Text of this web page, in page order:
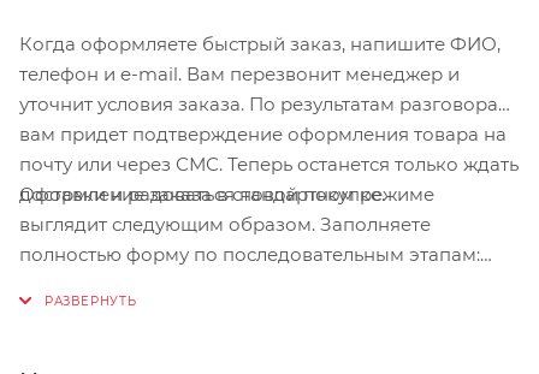
Общее количество калорий
Расчет максимальной частоты ритма сердца
3 настраиваемые вручную зоны тренировки
Когда оформляете быстрый заказ, напишите ФИО,
телефон и e-mail. Вам перезвонит менеджер и
уточнит условия заказа. По результатам разговора
вам придет подтверждение оформления товара на
почту или через СМС. Теперь останется только ждать
доставки и радоваться новой покупке.
Оформление заказа в стандартном режиме
выглядит следующим образом. Заполняете
полностью форму по последовательным этапам: